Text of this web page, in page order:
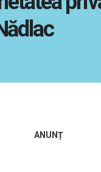
ANUNȚ